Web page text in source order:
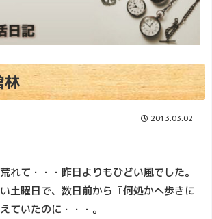
2013.03.02
れて・・・昨日よりもひどい風でした。
土曜日で、数日前から『何処かへ歩きに
ていたのに・・・。